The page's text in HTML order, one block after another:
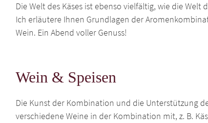
Die Welt des Käses ist ebenso vielfältig, wie die
Ich erläutere Ihnen Grundlagen der
Wein. Ein Abend voller Genuss!
Wein & Speisen
Die Kunst der Kombination und die Unterstützung
verschiedene Weine in der Kombination mit, z. B.